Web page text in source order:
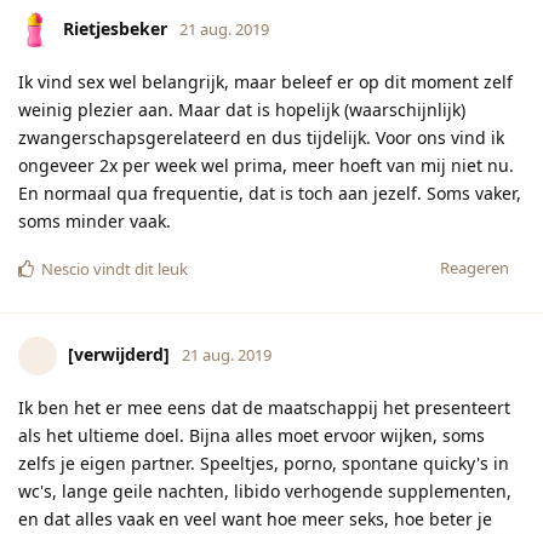
Rietjesbeker 21 aug. 2019
Ik vind sex wel belangrijk, maar beleef er op dit moment zelf
weinig plezier aan. Maar dat is hopelijk (waarschijnlijk)
zwangerschapsgerelateerd en dus tijdelijk. Voor ons vind ik
ongeveer 2x per week wel prima, meer hoeft van mij niet nu.
En normaal qua frequentie, dat is toch aan jezelf. Soms vaker,
soms minder vaak.
Reageren
Nescio vindt dit leuk
[verwijderd] 21 aug. 2019
Ik ben het er mee eens dat de maatschappij het presenteert
als het ultieme doel. Bijna alles moet ervoor wijken, soms
zelfs je eigen partner. Speeltjes, porno, spontane quicky's in
wc's, lange geile nachten, libido verhogende supplementen,
en dat alles vaak en veel want hoe meer seks, hoe beter je